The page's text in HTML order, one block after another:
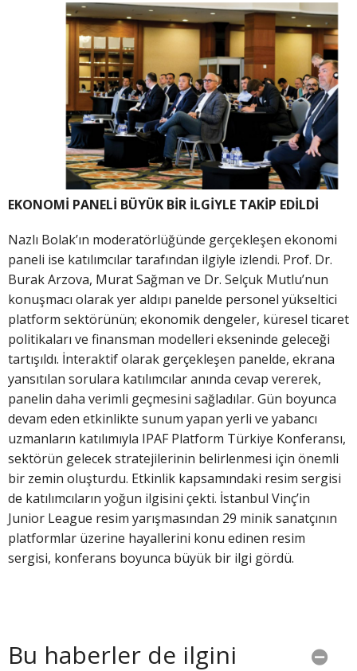
EKONOMİ PANELİ BÜYÜK BİR İLGİYLE TAKİP EDİLDİ
Nazlı Bolak’ın moderatörlüğünde gerçekleşen ekonomi
paneli ise katılımcılar tarafından ilgiyle izlendi. Prof. Dr.
Burak Arzova, Murat Sağman ve Dr. Selçuk Mutlu’nun
konuşmacı olarak yer aldıpı panelde personel yükseltici
platform sektörünün; ekonomik dengeler, küresel ticaret
politikaları ve finansman modelleri ekseninde geleceği
tartışıldı. İnteraktif olarak gerçekleşen panelde, ekrana
yansıtılan sorulara katılımcılar anında cevap vererek,
panelin daha verimli geçmesini sağladılar. Gün boyunca
devam eden etkinlikte sunum yapan yerli ve yabancı
uzmanların katılımıyla IPAF Platform Türkiye Konferansı,
sektörün gelecek stratejilerinin belirlenmesi için önemli
bir zemin oluşturdu. Etkinlik kapsamındaki resim sergisi
de katılımcıların yoğun ilgisini çekti. İstanbul Vinç’in
Junior League resim yarışmasından 29 minik sanatçının
platformlar üzerine hayallerini konu edinen resim
sergisi, konferans boyunca büyük bir ilgi gördü.
Bu haberler de ilgini